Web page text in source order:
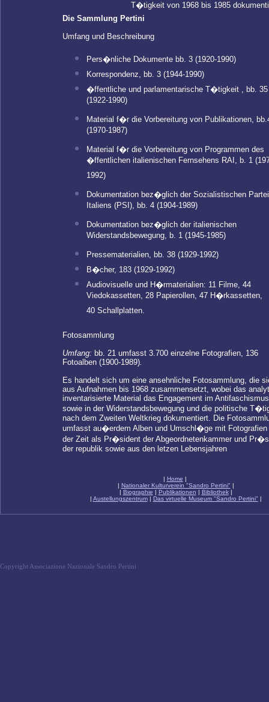
T�tigkeit von 1968 bis 1985
Die Sammlung Pertini
Umfang und Beschreibung
Pers�nliche Dokumente bb. 3 (1920-1990)
Korrespondenz, bb. 3 (1944-1990)
�ffentliche und parlamentarische T�tigkeit , bb. 35
(1922-1990)
Material f�r die Vorbereitung von Publikationen,
(1970-1987)
Material f�r die Vorbereitung von Programmen des
�ffentlichen italienischen Fernsehens RAI, b. 1
1992)
Dokumentation bez�glich der Sozialistischen Partei
Italiens (PSI), bb. 4 (1904-1989)
Dokumentation bez�glich der italienischen
Widerstandsbewegung, b. 1 (1945-1985)
Pressematerialien, bb. 38 (1929-1992)
B�cher, 183 (1929-1992)
Audiovisuelle und H�rmaterialien: 11 Filme, 44
Viedokassetten, 28 Papierollen, 47 H�rkassetten,
40 Schallplatten.
Fotosammlung
Umfang: bb. 21 umfasst 3.700 einzelne Fotografien, 136
Fotoalben (1900-1989).
Es handelt sich um eine ansehnliche Fotosammlung, die
aus Aufnahmen bis 1968 zusammensetzt, wobei das
inventarisierte Material das Engagement im Antifaschismus
sowie in der Widerstandsbewegung und die politische
nach dem Zweiten Weltkrieg dokumentiert. Die
umfasst au�erdem Alben und Umschl�ge mit Fotografien
der Zeit als Pr�sident der Abgeordnetenkammer und
der republik sowie aus den letzen Lebensjahren
| Home |
| Nationaler Kulturverein "Sandro Pertini" |
| Biographie | Publikationen | Bibliothek|
| Austellungszentrum| Das virtuelle Museum "Sandro Pertini" |
Copyright Associazione Nazionale Sandro Pertini